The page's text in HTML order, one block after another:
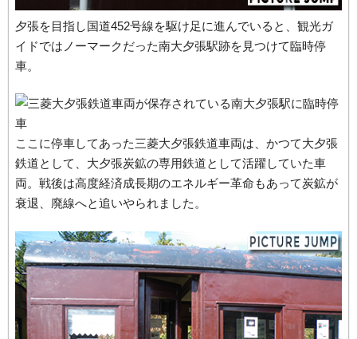
夕張を目指し国道452号線を駆け足に進んでいると、観光ガ
イドではノーマークだった南大夕張駅跡を見つけて臨時停
車。
ここに停車してあった三菱大夕張鉄道車両は、かつて大夕張
鉄道として、大夕張炭鉱の専用鉄道として活躍していた車
両。戦後は高度経済成長期のエネルギー革命もあって炭鉱が
衰退、廃線へと追いやられました。